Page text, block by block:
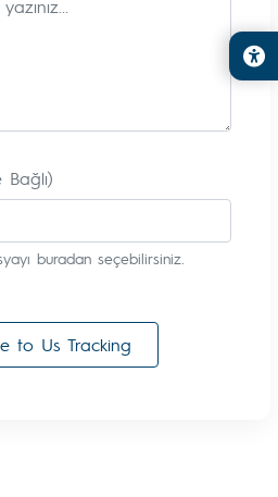
buradan seçebilirsiniz.
to Us Tracking